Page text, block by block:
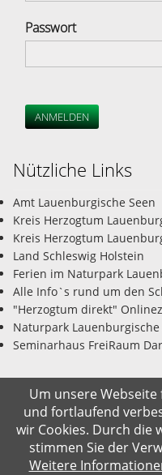
Passwort
ANMELDEN
Nützliche Links
Amt Lauenburgische Seen
Kreis Herzogtum
Kreis Herzogtum
Land Schleswig Holstein
Ferien im Naturpark
Alle Info`s rund um den
"Herzogtum direkt"
Naturpark Lauenburgische
Seminarhaus FreiRaum
© Gemeinde Salem-
Impressum Datenschutz
Um unsere
und fortlaufend
wir Cookies. Durch die
stimmen Sie der
Weitere